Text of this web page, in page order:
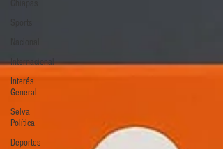
Internacional
Interés
General
Selva
Política
Deportes